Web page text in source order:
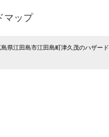
マップ
島県江田島市江田島町津久茂のハザー